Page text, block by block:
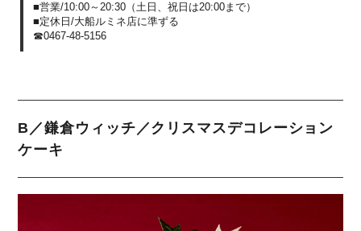
■営業/10:00～20:30（土日、祝日は20:00まで）
■定休日/大船ルミネ店に準ずる
☎0467-48-5156
B／鎌倉ウィッチ／クリスマスデコレーション
ケーキ